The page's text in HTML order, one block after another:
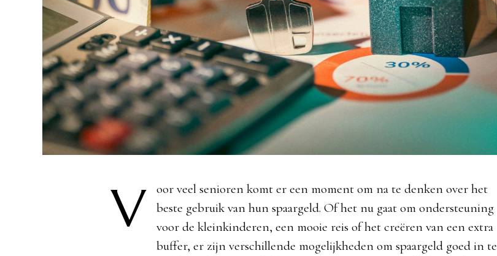
V
oor veel senioren komt er een moment om na te denken over het
beste gebruik van hun spaargeld. Of het nu gaat om ondersteuning
voor de kleinkinderen, een mooie reis of het creëren van een extra
buffer, er zijn verschillende mogelijkheden om spaargeld goed in te